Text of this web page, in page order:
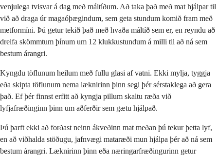
venjulega tvisvar á dag með máltíðum. Að taka það með mat hjálpar til
við að draga úr magaóþægindum, sem geta stundum komið fram með
metformíni. Þú getur tekið það með hvaða máltíð sem er, en reyndu að
dreifa skömmtum þínum um 12 klukkustundum á milli til að ná sem
bestum árangri.
Kyngdu töflunum heilum með fullu glasi af vatni. Ekki mylja, tyggja
eða skipta töflunum nema læknirinn þinn segi þér sérstaklega að gera
það. Ef þér finnst erfitt að kyngja pillum skaltu ræða við
lyfjafræðinginn þinn um aðferðir sem gætu hjálpað.
Þú þarft ekki að forðast neinn ákveðinn mat meðan þú tekur þetta lyf,
en að viðhalda stöðugu, jafnvægi mataræði mun hjálpa þér að ná sem
bestum árangri. Læknirinn þinn eða næringarfræðingurinn getur